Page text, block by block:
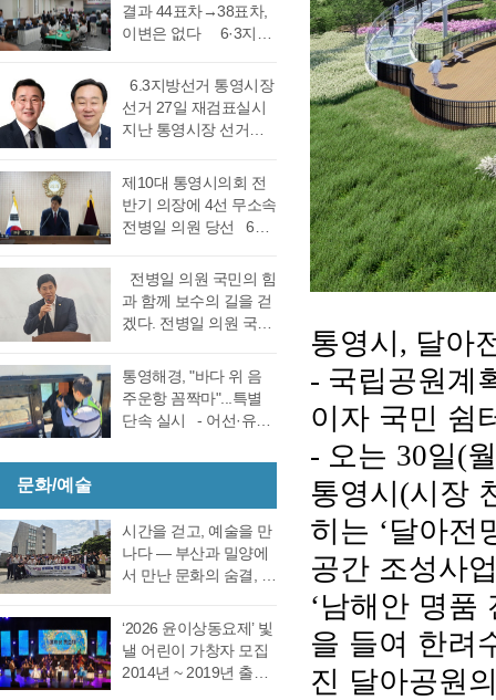
결과 44표차→38표차,
이변은 없다 6·3지방
검표 결과 강석주 시장
이 38표차로 6표가 변
동되었으나 천영기 당
는 창원시 성산구에 있
는 도선관위 청사 6층
대회의실에서 실시한
차에서 38표차로 더불
어민주당 강석주 시장
이 국민의힘 천영기 전
보는 기존과 동일, 천영
기 후보는 기존보다 6표
증가했다. 이로써 두 후
6.3지방선거 통영시장
선거 27일 재검표실시
지난 통영시장 선거에
서 0.06%(44표) 차이로
당락이 갈렸던 6.3지방
선거 통영시장선거 결
과에 대한 천영기 후보
드려져 경남선관위가
재검표를 결정했다. 경
남 선거관리위원회가
난 6·3 지방선거에서 44
표 차이로 당락이 갈린
통영시장 선거에 대한
남 선관위에서 하기로
27일 오후 2시 경남도
선관위 청사 6층 회의실
에서 전량 수작…
제10대 통영시의회 전
반기 의장에 4선 무소속
전병일 의원 당선 6일
거를 위한 제244회 임
시회를에서 4선 전병일
의원이 전반기 의장에
결을 펼친 무소속 전병
일 의원이 각각 등록해
정견 발표 이후 곧바로
원 7표로 통영시의회
회의규칙에 따른 재적
의원 과반수 득표자가
나오지 않았고 2차 투표
에서도 1차투료와 같이
정…
전병일 의원 국민의 힘
과 함께 보수의 길을 걷
겠다. 전병일 의원 국민
통영시 가선거구 전병
일 의원이 1일 오전 통
영시청 브리핑 룸에서
기자회견을 열고 통영
소회를 밝혔다. 전병일
위원은 “지난 지방선거
에서 대한민국 보수의
텃밭이라고 평가받던
시의회 개원 이후 처음
으로 진보진영인 민주
당이 과반 의석을 차지
통영해경, "바다 위 음
주운항 꼼짝마"...특별
단속 실시 - 어선·유도
대상, 음주운항 근절 총
여름철 해양관광객 증
가와 금어기 해제에 따
른 출어선 증가로 음주
운항 사고 발생이 우려
부터 8월 28일(금)까지
71일간 음주운항 특별
단속을 실시한다고 밝
혔다. 최근 3년간
문화/예술
시간을 걷고, 예술을 만
나다 ― 부산과 밀양에
서 만난 문화의 숨결, 그
은 길을 따라 움직이지
만, 마음은 시간을 따라
걷는다. 어떤 여행은 낯
선 풍경을 만나기 위해
‘2026 윤이상동요제’ 빛
낼 어린이 가창자 모집
2014년 ~ 2019년 출생
통영시, 달아
- 국립공원계
이자 국민 쉼
- 오는 30일(월
통영시(시장
히는 ‘달아전
공간 조성사
‘남해안 명품
을 들여 한려
진 달아공원